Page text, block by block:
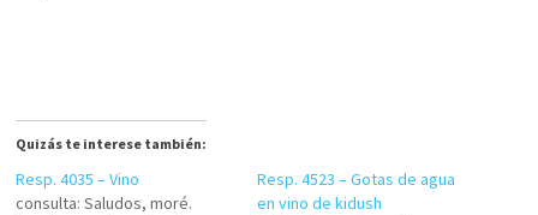
Quizás te interese también:
Resp. 4035 – Vino
consulta: Saludos, moré.
Resp. 4523 – Gotas de agua
en vino de kidush